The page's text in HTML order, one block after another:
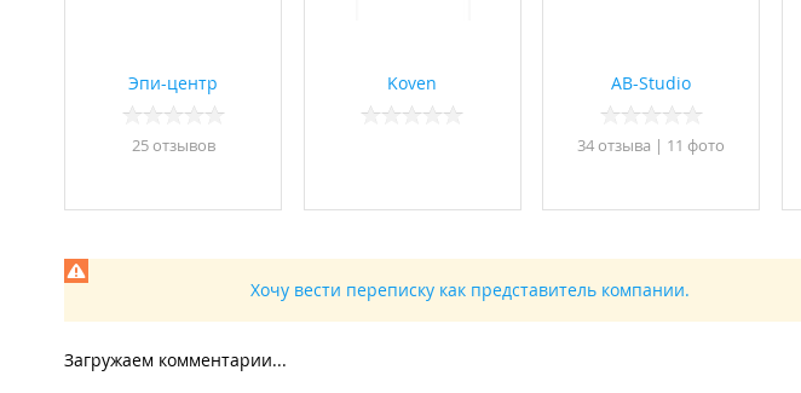
Эпи-центр
25 отзывов
Koven AB-Studio
34 отзывa | 11 фото
Хочу вести переписку как представитель компании.
Загружаем комментарии...